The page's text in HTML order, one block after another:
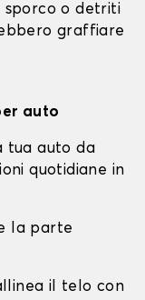
o detriti
graffiare
auto
tua auto da
quotidiane in
la parte
il telo con